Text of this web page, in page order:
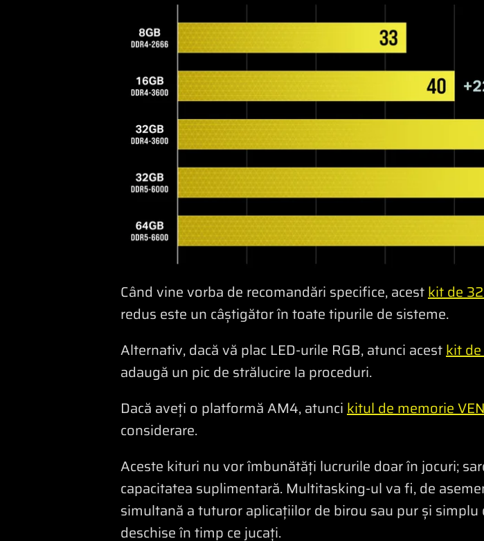
Când vine vorba de recomandări specifice, acestkit de
redus este un câștigător în toate tipurile de sisteme.
Alternativ, dacă vă plac LED-urile RGB, atunci acestkit de
adaugă un pic de strălucire la proceduri.
Dacă aveți o platformă AM4, atuncikitul de memorie
considerare.
Aceste kituri nu vor îmbunătăți lucrurile doar în jocuri;
capacitatea suplimentară. Multitasking-ul va fi, de
simultană a tuturor aplicațiilor de birou sau pur și
deschise în timp ce jucați.